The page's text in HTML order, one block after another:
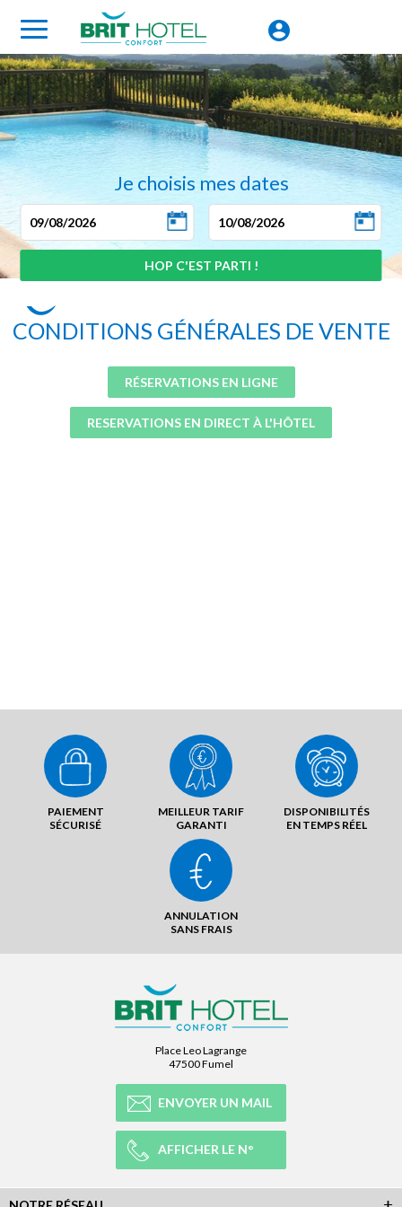
Je choisis mes dates
CONDITIONS GÉNÉRALES DE VENTE
RÉSERVATIONS EN LIGNE
RESERVATIONS EN DIRECT À L'HÔTEL
PAIEMENT
SÉCURISÉ
MEILLEUR TARIF
GARANTI
DISPONIBILITÉS
EN TEMPS RÉEL
ANNULATION
SANS FRAIS
Place Leo Lagrange
47500 Fumel
ENVOYER UN MAIL
AFFICHER LE N°